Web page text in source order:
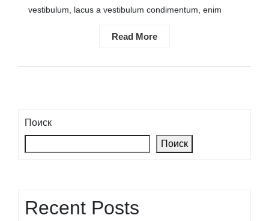
vestibulum, lacus a vestibulum condimentum, enim
Read More
Поиск
Поиск
Recent Posts